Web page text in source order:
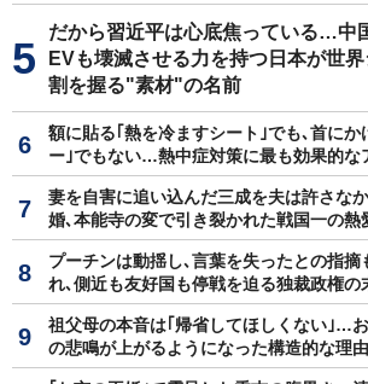
だから習近平は心底焦っている…中
EVも壊滅させる力を持つ日本が世
割を握る"素材"の名前
額に貼る｢熱を冷ますシート｣でも､首にか
ー｣でもない…熱中症対策に最も効果的な
妻を自害に追い込んだ三成を夫は許さな
婚､本能寺の変で引き裂かれた戦国一の熱
プーチンは動揺し､言葉を失ったとの指
れ､側近も友好国も停戦を迫る独裁政権の
祖父母の本音は｢帰省してほしくない｣…
の悲鳴が上がるようになった構造的な理由